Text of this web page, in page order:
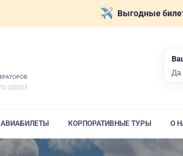
Выгодные
АВИАБИЛЕТЫ КОРПОРАТИВНЫЕ ТУРЫ О
Да